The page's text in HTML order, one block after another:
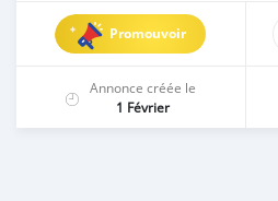
Promouvoir
Annonce créée le
1 Février